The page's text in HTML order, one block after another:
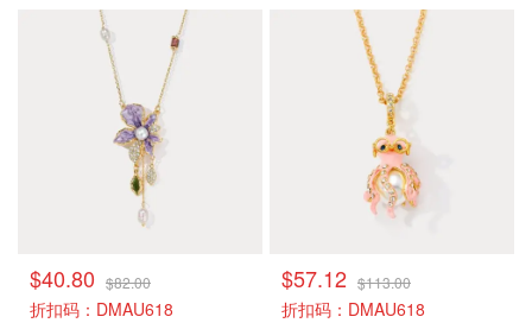
$40.80 $82.00
折扣码：DMAU618
$57.12 $113.00
折扣码：DMAU618